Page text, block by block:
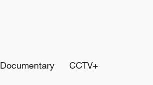
Documentary CCTV+